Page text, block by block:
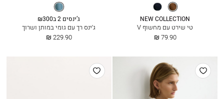
חום
קקאו
נייבי
NEW COLLECTION
טי שירט עם מחשוף V
החל
79.90 ₪
דנים
ג’ינסים 2 ב₪300
ג׳ינס רך עם גומי במותן ושרוך
החל
229.90 ₪
הוסף
למועדפים
הוסף
למועדפים